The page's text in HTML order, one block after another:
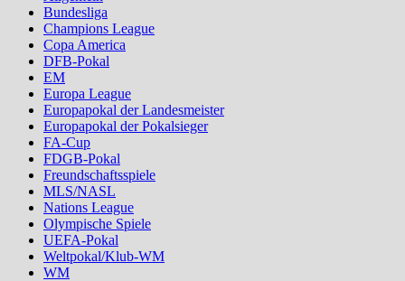
Bundesliga
Champions League
Copa America
DFB-Pokal
EM
Europa League
Europapokal der Landesmeister
Europapokal der Pokalsieger
FA-Cup
FDGB-Pokal
Freundschaftsspiele
MLS/NASL
Nations League
Olympische Spiele
UEFA-Pokal
Weltpokal/Klub-WM
WM